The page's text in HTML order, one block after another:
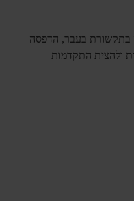
בתקשורת בעבר, הדפסה
ולהצית התקדמות